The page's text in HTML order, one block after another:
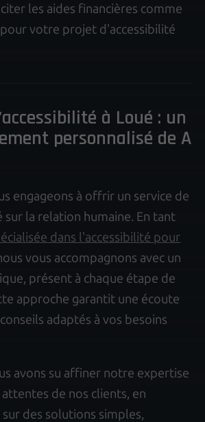
les aides financières comme
votre projet d'accessibilité
à Loué : un
personnalisé de A
engageons à offrir un service de
la relation humaine. En tant
dans l'accessibilité pour
vous accompagnons avec un
présent à chaque étape de
approche garantit une écoute
adaptés à vos besoins
avons su affiner notre expertise
de nos clients, en
des solutions simples,